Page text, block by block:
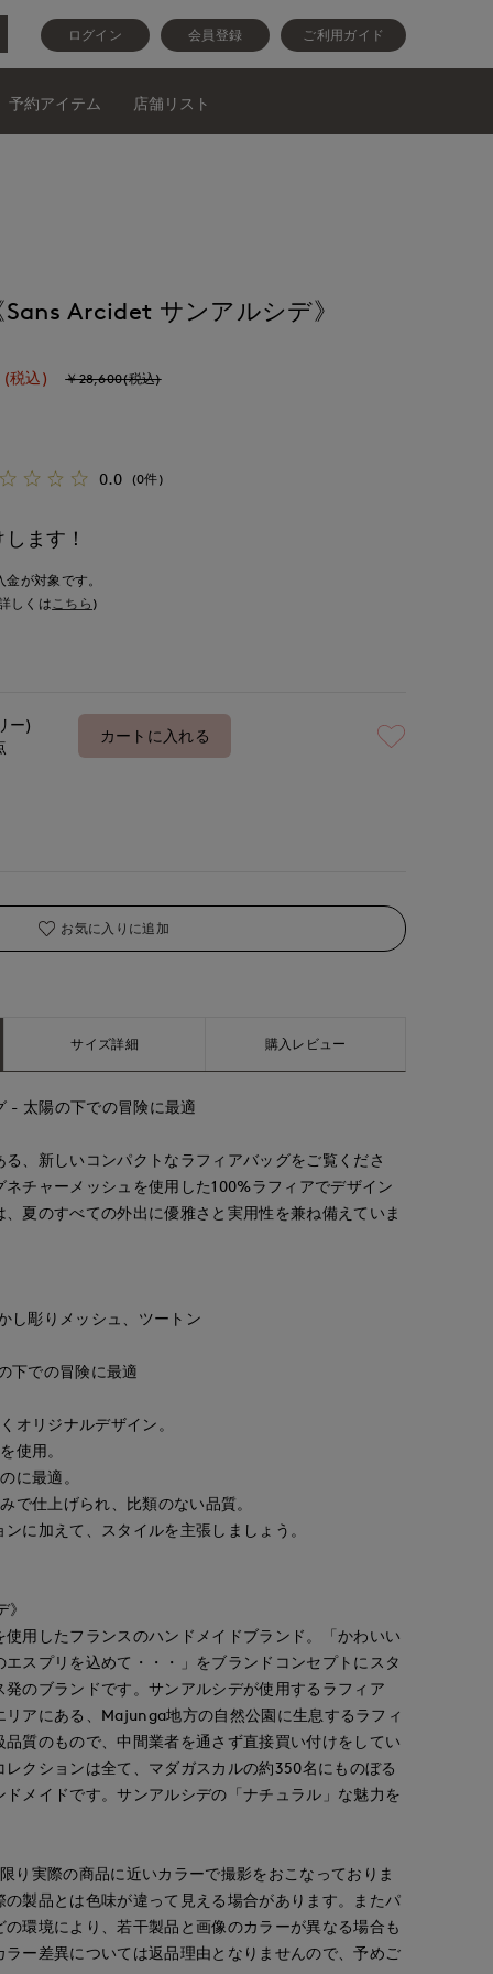
ログイン 会員登録 ご利用ガイド
予約アイテム 店舗リスト
Arcidet サンアルシデ》
(税込) ￥28,600(税込)
0.0 (0件)
ます！
が対象です。
しくはこちら )
ー)
カートに入れる
お気に入りに追加
サイズ詳細 購入レビュー
- 太陽の下での冒険に最適
、新しいコンパクトなラフィアバッグをご覧くださ
チャーメッシュを使用した100%ラフィアでデザイン
夏のすべての外出に優雅さと実用性を兼ね備えていま
し彫りメッシュ、ツートン
下での冒険に最適
オリジナルデザイン。
使用。
に最適。
で仕上げられ、比類のない品質。
に加えて、スタイルを主張しましょう。
用したフランスのハンドメイドブランド。「かわいい
スプリを込めて・・・」をブランドコンセプトにスタ
のブランドです。サンアルシデが使用するラフィア
リアにある、Majunga地方の自然公園に生息するラフィ
質のもので、中間業者を通さず直接買い付けをしてい
レクションは全て、マダガスカルの約350名にものぼる
メイドです。サンアルシデの「ナチュラル」な魅力を
り実際の商品に近いカラーで撮影をおこなっておりま
製品とは色味が違って見える場合があります。またパ
環境により、若干製品と画像のカラーが異なる場合も
ラー差異については返品理由となりませんので、予めご